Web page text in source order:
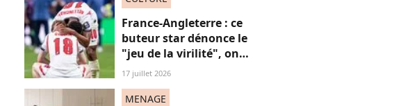
France-Angleterre : ce
buteur star dénonce le
"jeu de la virilité", on
décrypte ses mots pas très
17 juillet 2026
MENAGE